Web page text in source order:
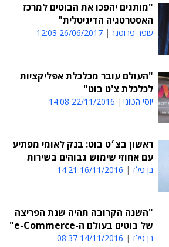
"מותגים יהפכו את הבוטים למרכז
האסטרטגיה הדיגיטלית"
עופר פרוסנר 26/06/2017 12:03
"העולם עובר מכלכלת אפליקציות
לכלכלת צ'ט בוט"
יוסי הטוני 22/11/2016 14:08
ראשון בצ׳ט בוט: בנק לאומי מפתיע
עם אחוזי שימוש גבוהים בשירות
בן פלד 16/11/2016 14:21
"השנה הקרובה תהיה שנת הפריצה
של בוטים בעולם ה-e-Commerce"
בן פלד 14/11/2016 08:37